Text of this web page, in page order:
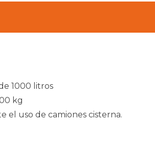
1000 litros
kg
el uso de camiones cisterna.